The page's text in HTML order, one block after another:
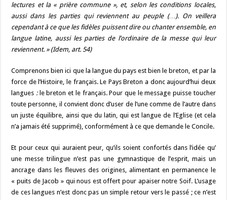
lectures et la « prière commune », et, selon les conditions locales,
aussi dans les parties qui reviennent au peuple (…). On veillera
cependant à ce que les fidèles puissent dire ou chanter ensemble, en
langue latine, aussi les parties de l’ordinaire de la messe qui leur
reviennent. » (Idem, art. 54)
Comprenons bien ici que la langue du pays est bien le breton, et par la
force de l’Histoire, le français. Le Pays Breton a donc aujourd’hui deux
langues :le breton et le français.Pour que le message puisse toucher
toute personne, il convient donc d’user de l’une comme de l’autre dans
un juste équilibre, ainsi que du latin, qui est langue de l’Eglise (et cela
n’a jamais été supprimé), conformément à ce que demande le Concile.
Et pour ceux qui auraient peur, qu’ils soient confortés dans l’idée qu’
une messe trilingue n’est pas une gymnastique de l’esprit, mais un
ancrage dans les fleuves des origines, alimentant en permanence le
« puits de Jacob » qui nous est offert pour apaiser notre Soif. L’usage
de ces langues n’est donc pas un simple retour vers le passé ; ce n’est